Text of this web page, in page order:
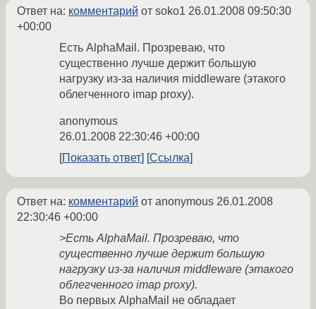
Ответ на: комментарий от soko1 26.01.2008 09:50:30
+00:00
Есть AlphaMail. Прозреваю, что
существенно лучше держит большую
нагрузку из-за наличия middleware (этакого
облегченного imap proxy).
anonymous
26.01.2008 22:30:46 +00:00
Показать ответ
Ссылка
Ответ на: комментарий от anonymous 26.01.2008
22:30:46 +00:00
>Есть AlphaMail. Прозреваю, что
существенно лучше держит большую
нагрузку из-за наличия middleware (этакого
облегченного imap proxy).
Во первых AlphaMail не обладает